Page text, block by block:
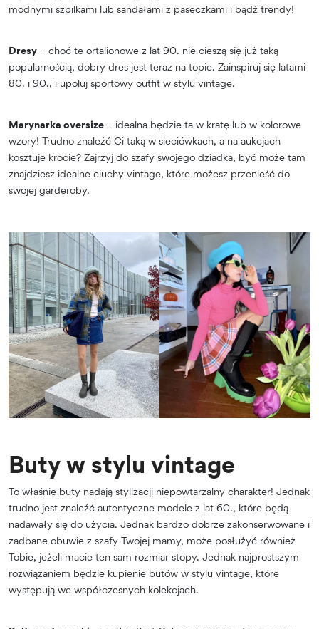
modnymi szpilkami lub sandałami z paseczkami i bądź trendy!
Dresy – choć te ortalionowe z lat 90. nie cieszą się już taką
popularnością, dobry dres jest teraz na topie. Zainspiruj się latami
80. i 90., i upoluj sportowy outfit w stylu vintage.
Marynarka oversize – idealna będzie ta w kratę lub w kolorowe
wzory! Trudno znaleźć Ci taką w sieciówkach, a na aukcjach
kosztuje krocie? Zajrzyj do szafy swojego dziadka, być może tam
znajdziesz idealne ciuchy vintage, które możesz przenieść do
swojej garderoby.
Buty w stylu vintage
To właśnie buty nadają stylizacji niepowtarzalny charakter! Jednak
trudno jest znaleźć autentyczne modele z lat 60., które będą
nadawały się do użycia. Jednak bardzo dobrze zakonserwowane i
zadbane obuwie z szafy Twojej mamy, może posłużyć również
Tobie, jeżeli macie ten sam rozmiar stopy. Jednak najprostszym
rozwiązaniem będzie kupienie butów w stylu vintage, które
występują we współczesnych kolekcjach.